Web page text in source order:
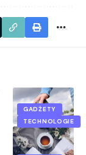
GADŻETY
TECHNOLOGIE